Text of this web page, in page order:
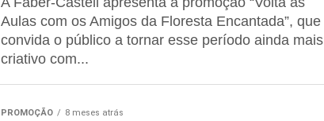
Aulas com os Amigos da Floresta Encantada”, que
convida o público a tornar esse período ainda mais
criativo com...
PROMOÇÃO 8 meses atrás